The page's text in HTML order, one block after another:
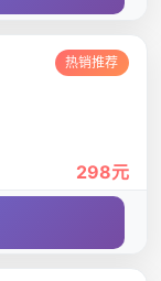
热销推荐
298元